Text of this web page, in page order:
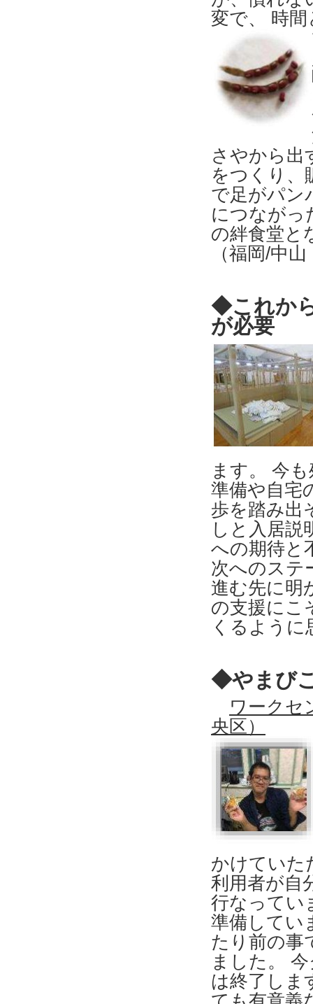
変で、 時
さやから出
をつくり、
で足がパン
につながっ
の絆食堂と
（福岡/中
◆これか
が必要
ます。 今
準備や自宅
歩を踏み出
しと入居説
への期待と
次へのステ
進む先に明
の支援にこ
くるように
◆やまび
ワークセ
央区）
かけていた
利用者が自
行なってい
準備してい
たり前の事
ました。
は終了しま